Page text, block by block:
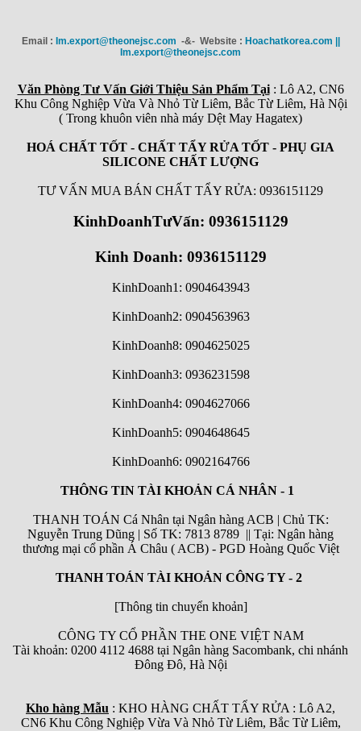
Email : Im.export@theonejsc.com -&- Website : Hoachatkorea.com ||
Im.export@theonejsc.com
Văn Phòng Tư Vấn Giới Thiệu Sản Phẩm Tại: Lô A2, CN6
Khu Công Nghiệp Vừa Và Nhỏ Từ Liêm, Bắc Từ Liêm, Hà Nội
( Trong khuôn viên nhà máy Dệt May Hagatex)
HOÁ CHẤT TỐT - CHẤT TẨY RỬA TỐT - PHỤ GIA
SILICONE CHẤT LƯỢNG
TƯ VẤN MUA BÁN CHẤT TẨY RỬA: 0936151129
KinhDoanhTưVấn: 0936151129
Kinh Doanh: 0936151129
KinhDoanh1: 0904643943
KinhDoanh2: 0904563963
KinhDoanh8: 0904625025
KinhDoanh3: 0936231598
KinhDoanh4: 0904627066
KinhDoanh5: 0904648645
KinhDoanh6: 0902164766
THÔNG TIN TÀI KHOẢN CÁ NHÂN - 1
THANH TOÁN Cá Nhân tại Ngân hàng ACB | Chủ TK:
Nguyễn Trung Dũng | Số TK: 7813 8789 || Tại: Ngân hàng
thương mại cổ phần Á Châu ( ACB) - PGD Hoàng Quốc Việt
THANH TOÁN TÀI KHOẢN CÔNG TY - 2
[Thông tin chuyển khoản]
CÔNG TY CỔ PHẦN THE ONE VIỆT NAM
Tài khoản: 0200 4112 4688 tại Ngân hàng Sacombank, chi nhánh
Đông Đô, Hà Nội
Kho hàng Mẫu : KHO HÀNG CHẤT TẨY RỬA : Lô A2,
CN6 Khu Công Nghiệp Vừa Và Nhỏ Từ Liêm, Bắc Từ Liêm,